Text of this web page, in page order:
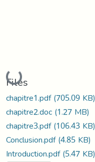
Loading...
Files
chapitre1.pdf(705.09 KB)
chapitre2.doc(1.27 MB)
chapitre3.pdf(106.43 KB)
Conclusion.pdf(4.85 KB)
Introduction.pdf(5.47 KB)